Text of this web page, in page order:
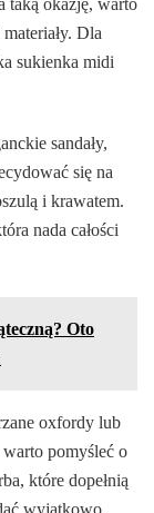
Dla
sukienka midi
sandały,
się na
i krawatem.
nada całości
Oto
oxfordy lub
pomyśleć o
które dopełnią
wyjątkowo.